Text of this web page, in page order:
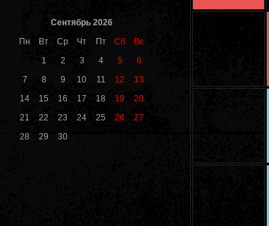
Сентябрь 2026
Пн
Вт Ср Чт Пт Сб
Вс
1
2 3 4 5
6
7
8 9 10 11 12
13
14
15 16 17 18 19
20
21
22 23 24 25 26
27
28
29 30